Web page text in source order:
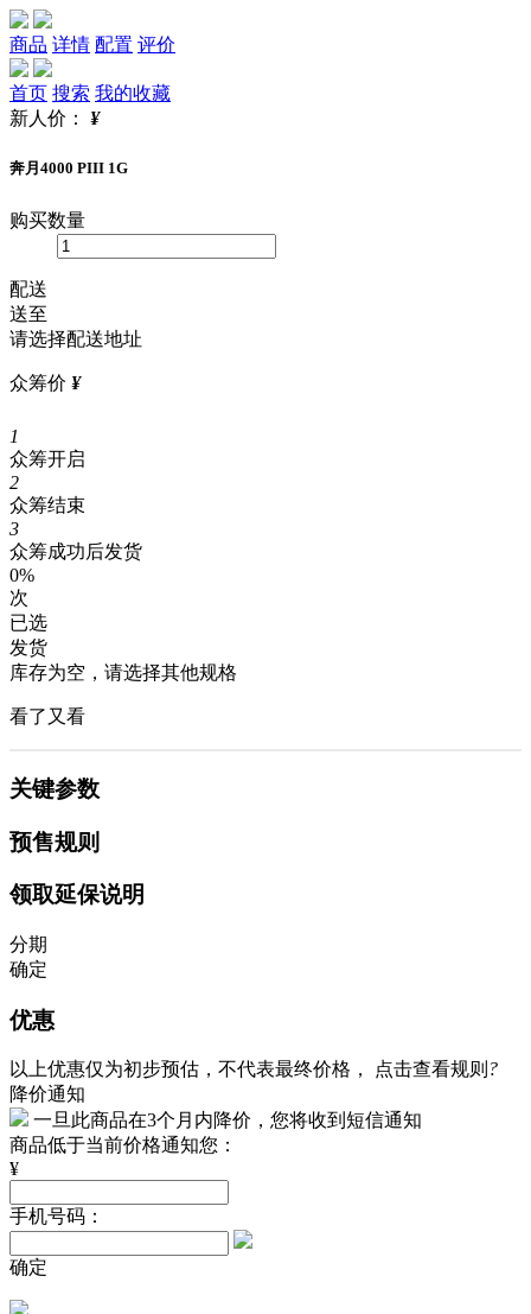
商品 详情 配置 评价
首页 搜索 我的收藏
新人价：
¥
奔月4000 PIII 1G
购买数量
配送
送至
请选择配送地址
众筹价 ¥
1
众筹开启
2
众筹结束
3
众筹成功后发货
0%
次
已选
发货
库存为空，请选择其他规格
看了又看
关键参数
预售规则
领取延保说明
分期
确定
优惠
以上优惠仅为初步预估，不代表最终价格， 点击查看规则 ?
降价通知
一旦此商品在3个月内降价，您将收到短信通知
商品低于当前价格通知您：
¥
手机号码：
确定